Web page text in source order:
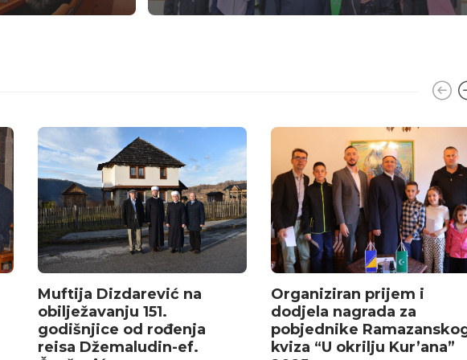
Muftija Dizdarević na
obilježavanju 151.
godišnjice od rođenja
reisa Džemaludin-ef.
Organiziran prijem i
dodjela nagrada za
pobjednike
kviza “U okrilju Kur’ana”